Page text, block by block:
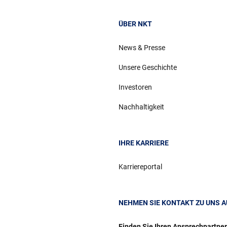
ÜBER NKT
News & Presse
Unsere Geschichte
Investoren
Nachhaltigkeit
IHRE KARRIERE
Karriereportal
NEHMEN SIE KONTAKT ZU UNS